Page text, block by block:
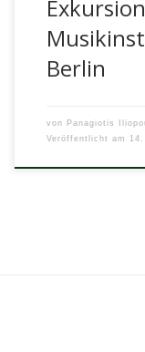
Berlin
von Panagiotis
Veröffentlicht am